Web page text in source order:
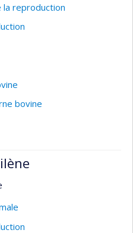
la reproduction
bovine